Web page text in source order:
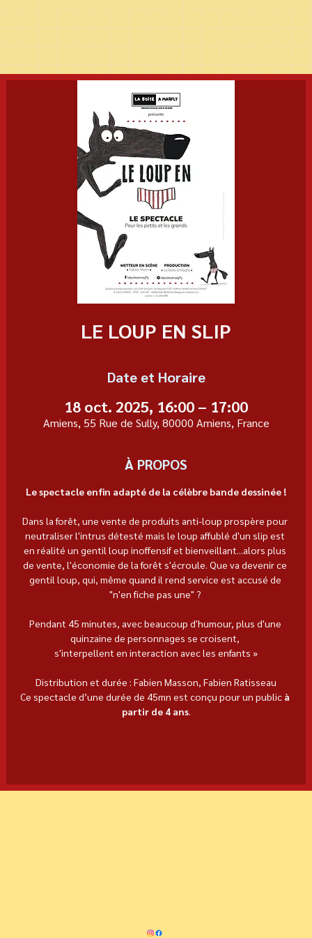
LE LOUP EN SLIP
Date et Horaire
18 oct. 2025, 16:00 – 17:00
Amiens, 55 Rue de Sully, 80000 Amiens, France
À PROPOS
Le spectacle enfin adapté de la célèbre bande dessinée !
Dans la forêt, une vente de produits anti-loup prospère pour
neutraliser l'intrus détesté mais le loup affublé d'un slip est
en réalité un gentil loup inoffensif et bienveillant...alors plus
de vente, l'économie de la forêt s'écroule. Que va devenir ce
gentil loup, qui, même quand il rend service est accusé de
"n'en fiche pas une" ?
Pendant 45 minutes, avec beaucoup d'humour, plus d'une
quinzaine de personnages se croisent,
s'interpellent en interaction avec les enfants »
Distribution et durée : Fabien Masson, Fabien Ratisseau
Ce spectacle d’une durée de 45mn est conçu pour un public à
partir de 4 ans.